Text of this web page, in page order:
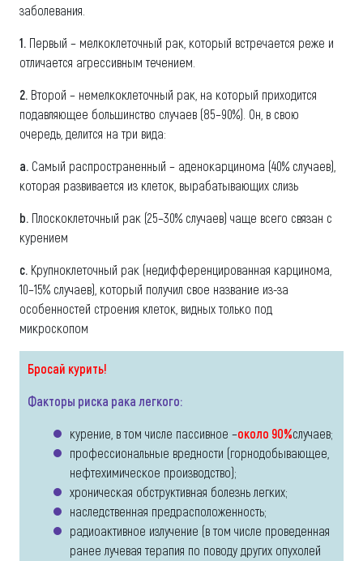
заболевания.
1. Первый – мелкоклеточный рак, который встречается реже и
отличается агрессивным течением.
2. Второй – немелкоклеточный рак, на который приходится
подавляющее большинство случаев (85–90%). Он, в свою
очередь, делится на три вида:
a. Самый распространенный – аденокарцинома (40% случаев),
которая развивается из клеток, вырабатывающих слизь
b. Плоскоклеточный рак (25–30% случаев) чаще всего связан с
курением
c. Крупноклеточный рак (недифференцированная карцинома,
10–15% случаев), который получил свое название из-за
особенностей строения клеток, видных только под
микроскопом
Бросай курить!
Факторы риска рака легкого:
курение, в том числе пассивное –около 90%случаев;
профессиональные вредности (горнодобывающее,
нефтехимическое производство);
хроническая обструктивная болезнь легких;
наследственная предрасположенность;
радиоактивное излучение (в том числе проведенная
ранее лучевая терапия по поводу других опухолей